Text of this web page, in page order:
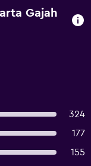
Gajah
324
177
155